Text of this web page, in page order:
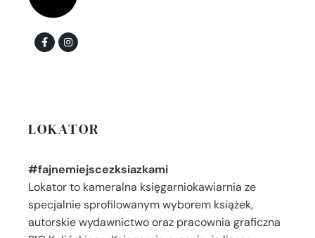
LOKATOR
#fajnemiejscezksiazkami
Lokator to kameralna księgarniokawiarnia ze
specjalnie sprofilowanym wyborem książek,
autorskie wydawnictwo oraz pracownia graficzna